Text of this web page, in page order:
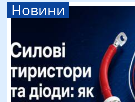
Новини